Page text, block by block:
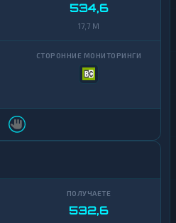
534,6
17,7 M
532,6